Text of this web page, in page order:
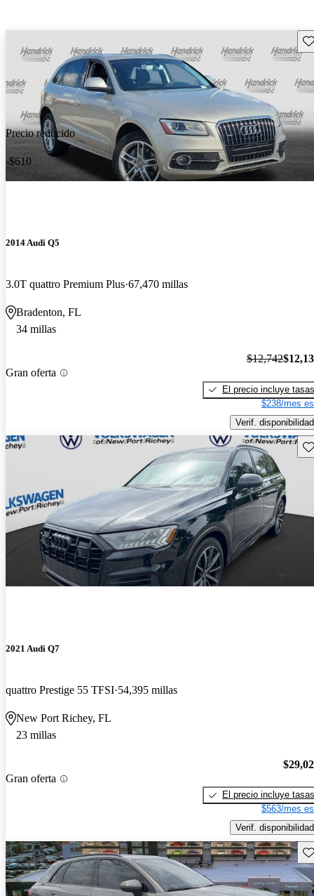
Precio reducido
-$610
2014 Audi Q5
3.0T quattro Premium Plus 67,470 millas
Bradenton, FL
34 millas
Gran oferta
$12,742
El precio incluye tasas
$238/mes
Verif. disponibilidad
2021 Audi Q7
quattro Prestige 55 TFSI 54,395 millas
New Port Richey, FL
23 millas
Gran oferta
El precio incluye tasas
$563/mes
Verif. disponibilidad